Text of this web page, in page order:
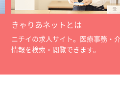
きゃりあネットとは
ニチイの求人サイト。医療事務・
情報を検索・閲覧できます。